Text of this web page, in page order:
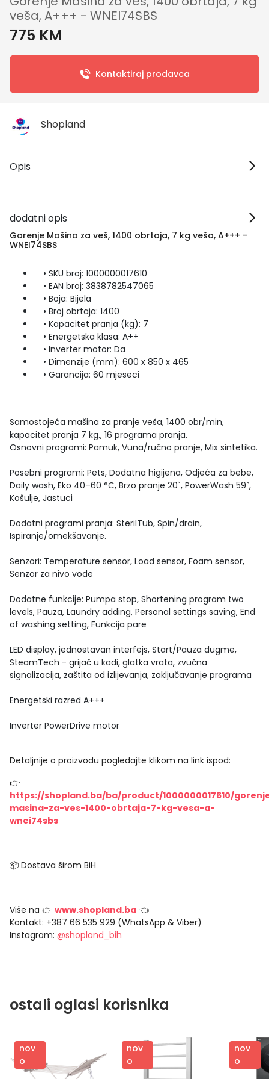
veša, A+++ - WNEI74SBS
775 KM
Kontaktiraj prodavca
Shopland
Opis
dodatni opis
Gorenje Mašina za veš, 1400 obrtaja, 7 kg veša, A+++ -
WNEI74SBS
• SKU broj: 1000000017610
• EAN broj: 3838782547065
• Boja: Bijela
• Broj obrtaja: 1400
• Kapacitet pranja (kg): 7
• Energetska klasa: A++
• Inverter motor: Da
• Dimenzije (mm): 600 x 850 x 465
• Garancija: 60 mjeseci
Samostojeća mašina za pranje veša, 1400 obr/min,
kapacitet pranja 7 kg., 16 programa pranja.
Osnovni programi: Pamuk, Vuna/ručno pranje, Mix sintetika.
Posebni programi: Pets, Dodatna higijena, Odjeća za bebe,
Daily wash, Eko 40–60 °C, Brzo pranje 20`, PowerWash 59`,
Košulje, Jastuci
Dodatni programi pranja: SterilTub, Spin/drain,
Ispiranje/omekšavanje.
Senzori: Temperature sensor, Load sensor, Foam sensor,
Senzor za nivo vode
Dodatne funkcije: Pumpa stop, Shortening program two
levels, Pauza, Laundry adding, Personal settings saving, End
of washing setting, Funkcija pare
LED display, jednostavan interfejs, Start/Pauza dugme,
SteamTech - grijač u kadi, glatka vrata, zvučna
signalizacija, zaštita od izlijevanja, zaključavanje programa
Energetski razred A+++
Inverter PowerDrive motor
Detaljnije o proizvodu pogledajte klikom na link ispod:
👉
https://shopland.ba/ba/product/1000000017610/
masina-za-ves-1400-obrtaja-7-kg-vesa-a-
wnei74sbs
📦 Dostava širom BiH
Više na 👉 www.shopland.ba 👈
Kontakt: +387 66 535 929 (WhatsApp & Viber)
Instagram: @shopland_bih
ostali oglasi korisnika
nov
o
nov
o
nov
o